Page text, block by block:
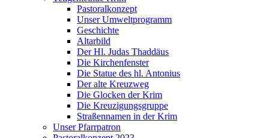
Pastoralkonzept
Unser Umweltprogramm
Geschichte
Altarbild
Der Hl. Judas Thaddäus
Die Kirchenfenster
Die Statue des hl. Antonius
Der alte Kreuzweg
Die Glocken der Krim
Die Kreuzigungsgruppe
Straßennamen in der Krim
Unser Pfarrpatron